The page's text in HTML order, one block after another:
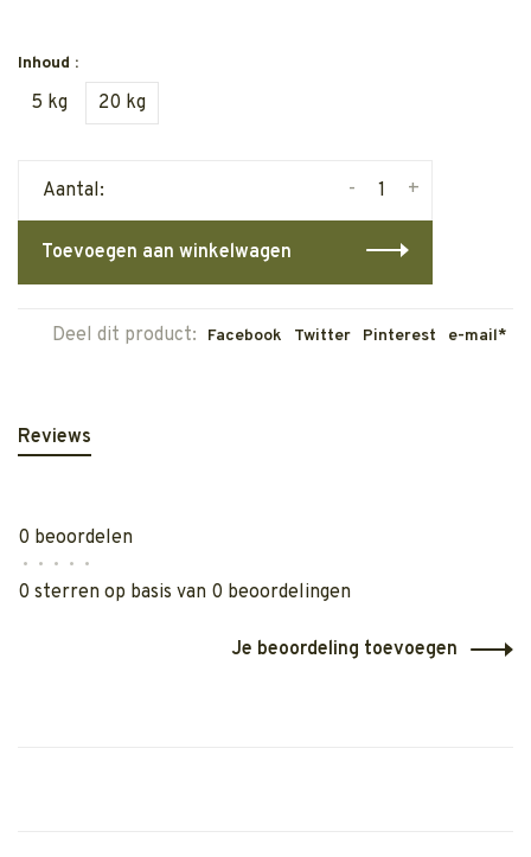
Inhoud :
5 kg 20 kg
Aantal: +
-
Toevoegen aan winkelwagen
Deel dit product: Facebook Twitter Pinterest e-mail*
Reviews
0 beoordelen
• • • • •
0 sterren op basis van 0 beoordelingen
Je beoordeling toevoegen